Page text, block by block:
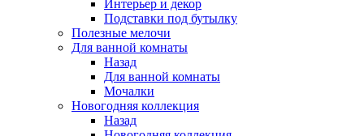
Интерьер и декор
Подставки под бутылку
Полезные мелочи
Для ванной комнаты
Назад
Для ванной комнаты
Мочалки
Новогодняя коллекция
Назад